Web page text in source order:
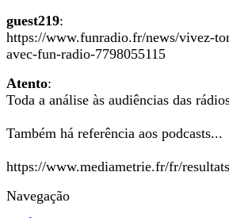
guest219:
https://www.funradio.fr/news/vivez-
avec-fun-radio-7798055115
Atento:
Toda a análise às audiências das
Também há referência aos podcasts...
https://www.mediametrie.fr/fr/
Navegação